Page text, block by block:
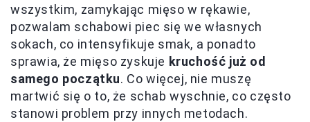
wszystkim, zamykając mięso w rękawie,
pozwalam schabowi piec się we własnych
sokach, co intensyfikuje smak, a ponadto
sprawia, że mięso zyskuje kruchość już od
samego początku. Co więcej, nie muszę
martwić się o to, że schab wyschnie, co często
stanowi problem przy innych metodach.